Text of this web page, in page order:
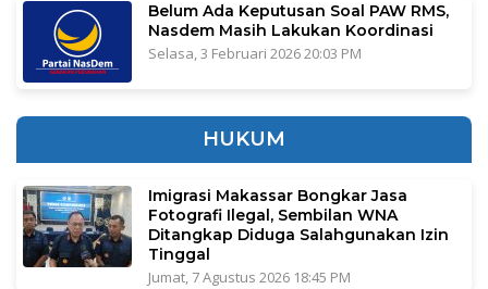
Belum Ada Keputusan Soal PAW RMS,
Nasdem Masih Lakukan Koordinasi
Selasa, 3 Februari 2026 20:03 PM
HUKUM
Imigrasi Makassar Bongkar Jasa
Fotografi Ilegal, Sembilan WNA
Ditangkap Diduga Salahgunakan Izin
Tinggal
Jumat, 7 Agustus 2026 18:45 PM